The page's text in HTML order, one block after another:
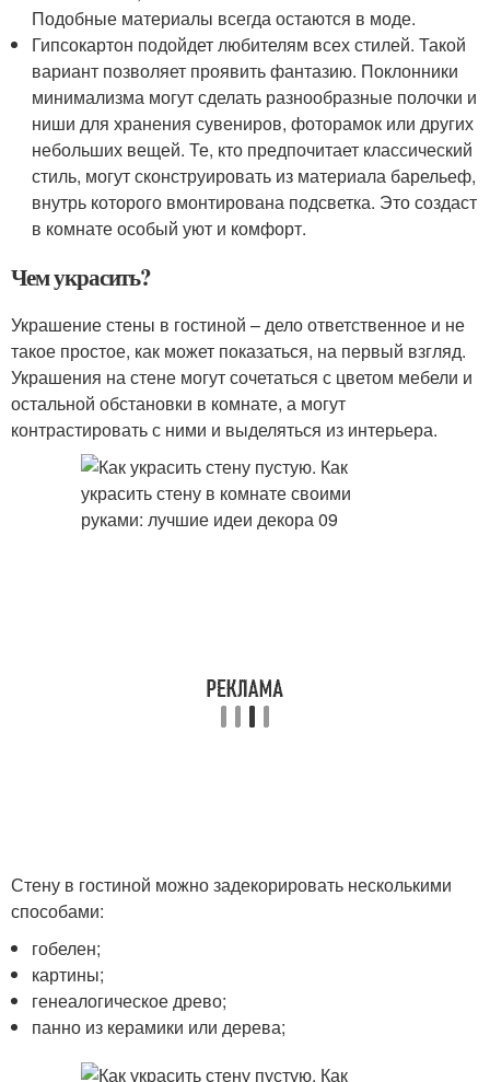
Подобные материалы всегда остаются в моде.
Гипсокартон подойдет любителям всех стилей. Такой
вариант позволяет проявить фантазию. Поклонники
минимализма могут сделать разнообразные полочки и
ниши для хранения сувениров, фоторамок или других
небольших вещей. Те, кто предпочитает классический
стиль, могут сконструировать из материала барельеф,
внутрь которого вмонтирована подсветка. Это создаст
в комнате особый уют и комфорт.
Чем украсить?
Украшение стены в гостиной – дело ответственное и не
такое простое, как может показаться, на первый взгляд.
Украшения на стене могут сочетаться с цветом мебели и
остальной обстановки в комнате, а могут
контрастировать с ними и выделяться из интерьера.
Стену в гостиной можно задекорировать несколькими
способами:
гобелен;
картины;
генеалогическое древо;
панно из керамики или дерева;